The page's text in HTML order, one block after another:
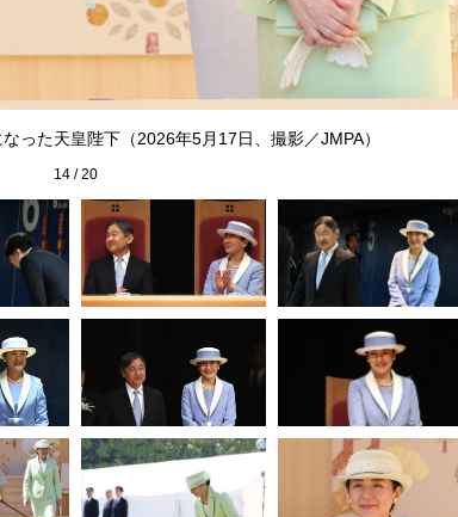
った天皇陛下（2026年5月17日、撮影／JMPA）
14/20